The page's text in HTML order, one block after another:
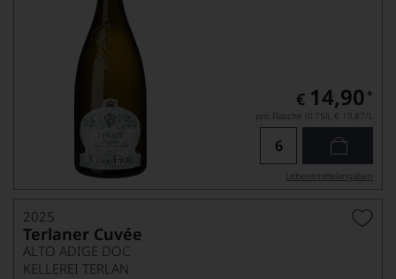
€ 14,90 *
pro Flasche (0.75l), € 19,87/L
Lebensmittel­angaben
2025
Terlaner Cuvée
ALTO ADIGE DOC
KELLEREI TERLAN